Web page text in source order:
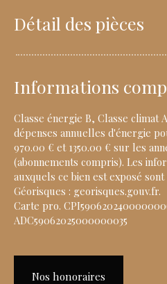
Détail des pièces
Informations
Classe énergie B, Classe climat
dépenses annuelles d'énergie
970.00 € et 1350.00 € sur les
(abonnements compris). Les
auxquels ce bien est exposé
Géorisques : georisques.gouv.fr.
Carte pro.
ADC59062025000000035
Nos honoraires